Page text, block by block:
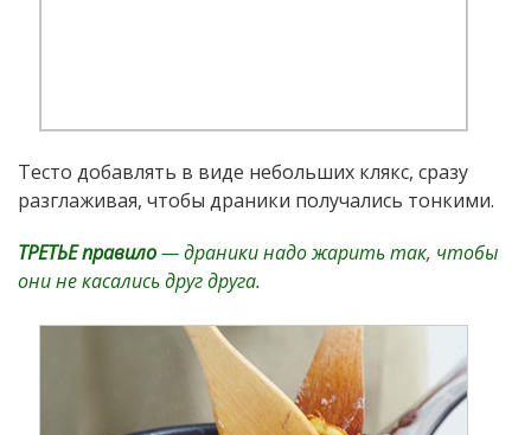
Тесто добавлять в виде небольших клякс, сразу
разглаживая, чтобы драники получались тонкими.
ТРЕТЬЕ правило— драники надо жарить так, чтобы
они не касались друг друга.